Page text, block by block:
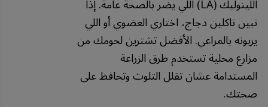
اللينوليك (LA) اللي يضر بالصحة عامة. إذا
تبين تاكلين دجاج، اختاري العضوي أو اللي
يربونه بالمراعي. الأفضل تشترين لحومك من
مزارع محلية تستخدم طرق الزراعة
المستدامة عشان تقلل التلوث وتحافظ على
صحتك.